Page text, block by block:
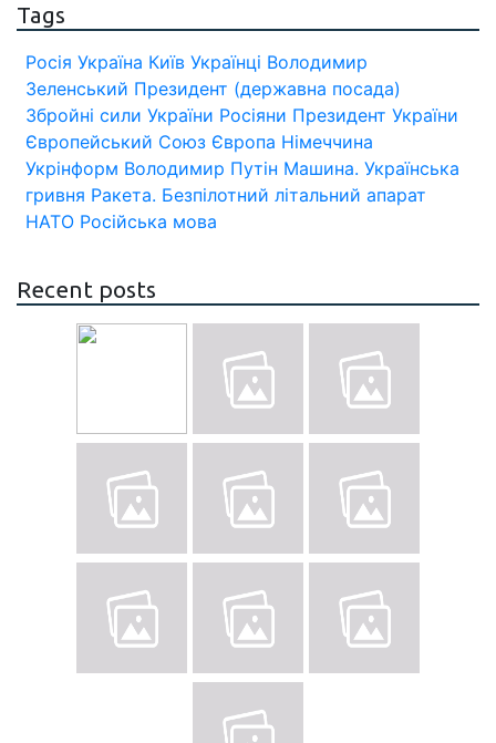
Tags
Росія Україна Київ Українці Володимир
Зеленський Президент (державна посада)
Збройні сили України Росіяни Президент України
Європейський Союз Європа Німеччина
Укрінформ Володимир Путін Машина. Українська
гривня Ракета. Безпілотний літальний апарат
НАТО Російська мова
Recent posts